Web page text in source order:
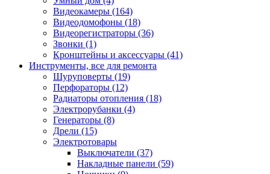
Видеокамеры (164)
Видеодомофоны (18)
Видеорегистраторы (36)
Звонки (1)
Кронштейны и аксессуары (41)
Инструменты, все для ремонта
Шуруповерты (19)
Перфораторы (12)
Радиаторы отопления (18)
Электрорубанки (4)
Генераторы (8)
Дрели (15)
Электротовары
Выключатели (37)
Накладные панели (59)